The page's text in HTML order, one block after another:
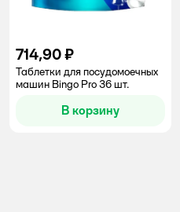
714,90 ₽
Таблетки для посудомоечных
машин Bingo Pro 36 шт.
В корзину